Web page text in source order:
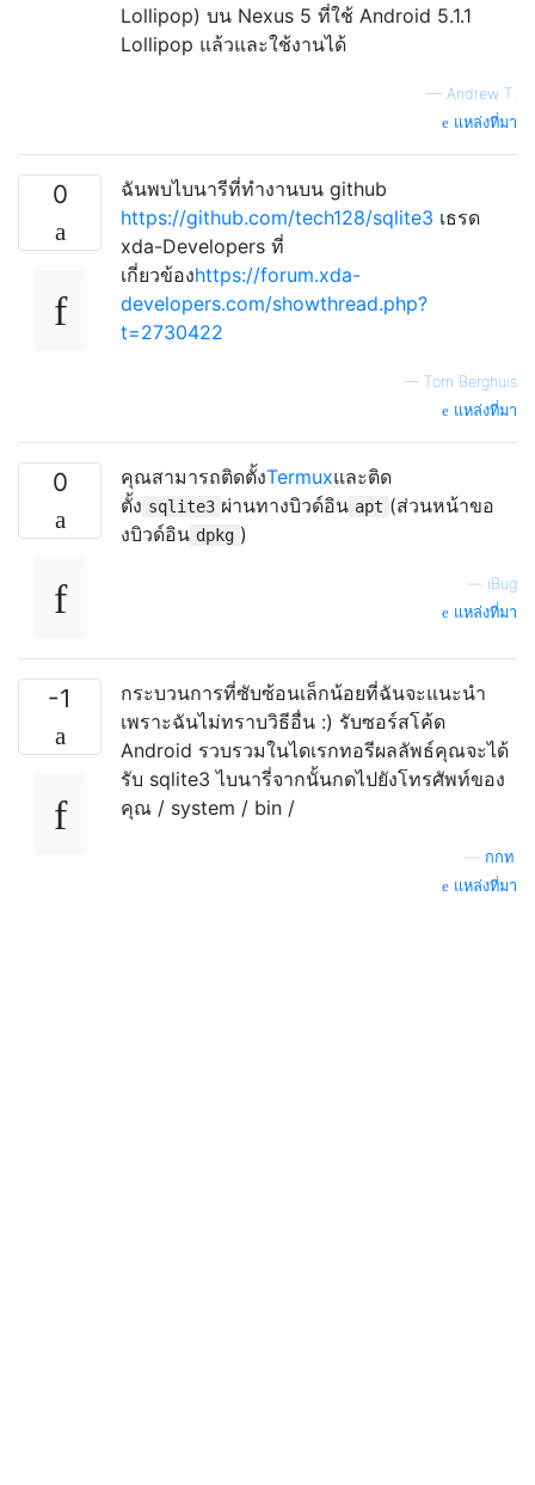
Lollipop) บน Nexus 5 ที่ใช้ Android 5.1.1
Lollipop แล้วและใช้งานได้
— Andrew T.
แหล่งที่มา
0
ฉันพบไบนารีที่ทำงานบน github
https://github.com/tech128/sqlite3 เธรด
xda-Developers ที่
เกี่ยวข้องhttps://forum.xda-
developers.com/showthread.php?
t=2730422
— Tom Berghuis
แหล่งที่มา
0 คุณสามารถติดตั้งTermuxและติด
ตั้ง sqlite3 ผ่านทางบิวด์อิน apt (ส่วนหน้าขอ
งบิวด์อิน dpkg )
iBug
แหล่งที่มา
-1
กระบวนการที่ซับซ้อนเล็กน้อยที่ฉันจะแนะนำ
เพราะฉันไม่ทราบวิธีอื่น :) รับซอร์สโค้ด
Android รวบรวมในไดเรกทอรีผลลัพธ์คุณจะได้
รับ sqlite3 ไบนารี่จากนั้นกดไปยังโทรศัพท์ของ
คุณ / system / bin /
กกท.
แหล่งที่มา